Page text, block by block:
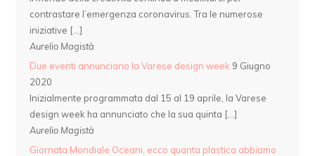
contrastare l’emergenza coronavirus. Tra le numerose
iniziative […]
Aurelio Magistà
Due eventi annunciano la Varese design week 9 Giugno
2020
Inizialmente programmata dal 15 al 19 aprile, la Varese
design week ha annunciato che la sua quinta […]
Aurelio Magistà
Giornata Mondiale Oceani, ecco quanta plastica abbiamo